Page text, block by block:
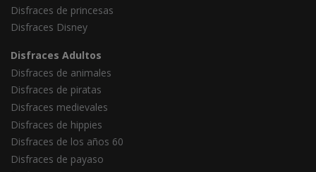
Disfraces de princesas
Disfraces Disney
Disfraces Adultos
Disfraces de animales
Disfraces de piratas
Disfraces medievales
Disfraces de hippies
Disfraces de los años 60
Disfraces de payaso